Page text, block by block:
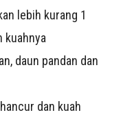
lebih kurang 1
kuahnya
daun pandan dan
dan kuah